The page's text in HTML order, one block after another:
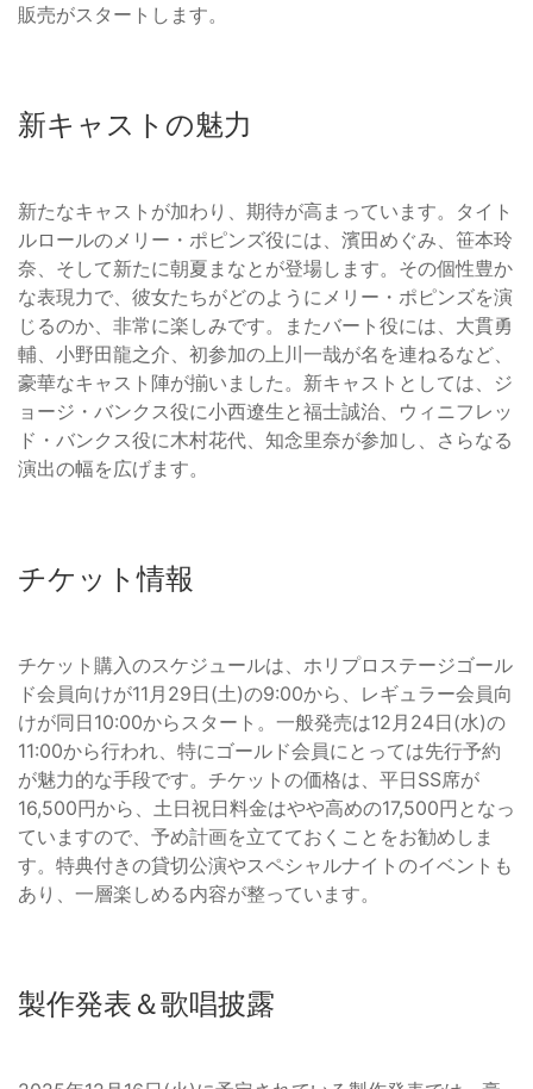
販売がスタートします。
新キャストの魅力
新たなキャストが加わり、期待が高まっています。タイト
ルロールのメリー・ポピンズ役には、濱田めぐみ、笹本玲
奈、そして新たに朝夏まなとが登場します。その個性豊か
な表現力で、彼女たちがどのようにメリー・ポピンズを演
じるのか、非常に楽しみです。またバート役には、大貫勇
輔、小野田龍之介、初参加の上川一哉が名を連ねるなど、
豪華なキャスト陣が揃いました。新キャストとしては、ジ
ョージ・バンクス役に小西遼生と福士誠治、ウィニフレッ
ド・バンクス役に木村花代、知念里奈が参加し、さらなる
演出の幅を広げます。
チケット情報
チケット購入のスケジュールは、ホリプロステージゴール
ド会員向けが11月29日(土)の9:00から、レギュラー会員向
けが同日10:00からスタート。一般発売は12月24日(水)の
11:00から行われ、特にゴールド会員にとっては先行予約
が魅力的な手段です。チケットの価格は、平日SS席が
16,500円から、土日祝日料金はやや高めの17,500円となっ
ていますので、予め計画を立てておくことをお勧めしま
す。特典付きの貸切公演やスペシャルナイトのイベントも
あり、一層楽しめる内容が整っています。
製作発表＆歌唱披露